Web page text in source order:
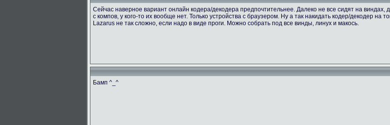
Сейчас наверное вариант онлайн кодера/декодера предпочтительнее. Далеко не все сидят на виндах,
с компов, у кого-то их вообще нет. Только устройства с браузером. Ну а так накидать кодер/декодер на
Lazarus не так сложно, если надо в виде проги. Можно собрать под все винды, линух и макось.
Бамп ^_^